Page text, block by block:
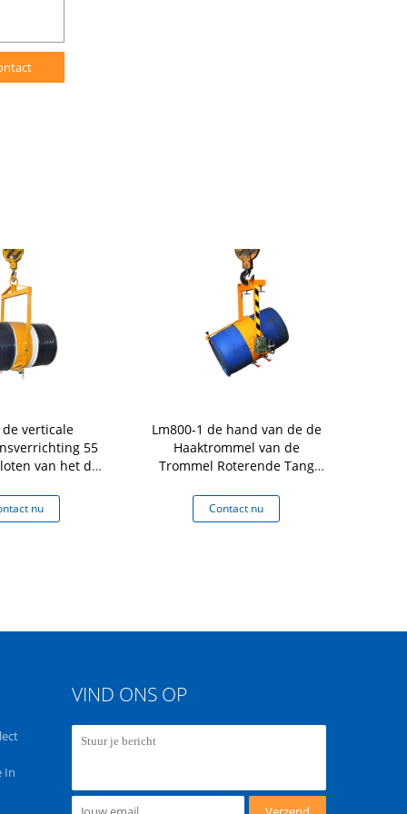
de verticale
55
van het de
van het
nu
Lm800-1 de hand van de de
Haaktrommel van de
Trommel Roterende Tang
Heftoestellading 365Kg
Contact nu
In
VIND ONS OP